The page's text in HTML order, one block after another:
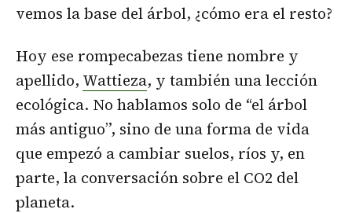
vemos la base del árbol, ¿cómo era el resto?
Hoy ese rompecabezas tiene nombre y
apellido, Wattieza, y también una lección
ecológica. No hablamos solo de “el árbol
más antiguo”, sino de una forma de vida
que empezó a cambiar suelos, ríos y, en
parte, la conversación sobre el CO2 del
planeta.